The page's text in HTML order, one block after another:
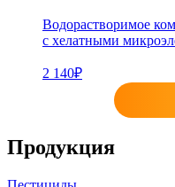
Водорастворимое
с хелатными
2 140₽
Продукция